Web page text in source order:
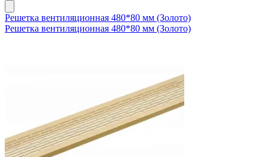
Решетка вентиляционная 480*80 мм (Золото)
Решетка вентиляционная 480*80 мм (Золото)